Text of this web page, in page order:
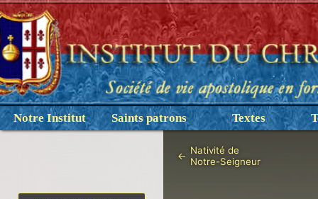
Notre Institut Saints patrons Textes
← Nativité de
Notre-Seigneur